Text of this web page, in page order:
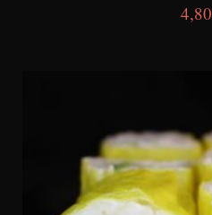
4,80